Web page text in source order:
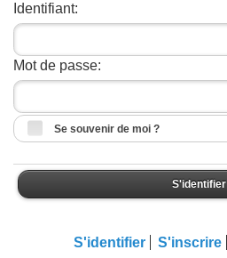
Identifiant:
Mot de passe:
Se souvenir de moi ?
S'identifier
S'identifier S'inscrire